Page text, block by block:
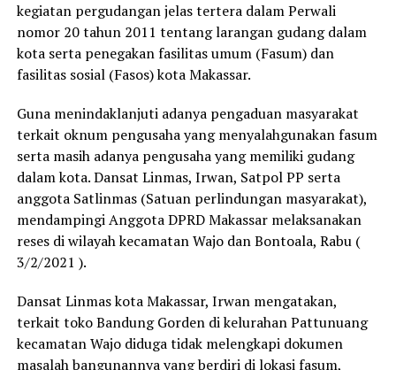
kegiatan pergudangan jelas tertera dalam Perwali
nomor 20 tahun 2011 tentang larangan gudang dalam
kota serta penegakan fasilitas umum (Fasum) dan
fasilitas sosial (Fasos) kota Makassar.
Guna menindaklanjuti adanya pengaduan masyarakat
terkait oknum pengusaha yang menyalahgunakan fasum
serta masih adanya pengusaha yang memiliki gudang
dalam kota. Dansat Linmas, Irwan, Satpol PP serta
anggota Satlinmas (Satuan perlindungan masyarakat),
mendampingi Anggota DPRD Makassar melaksanakan
reses di wilayah kecamatan Wajo dan Bontoala, Rabu (
3/2/2021 ).
Dansat Linmas kota Makassar, Irwan mengatakan,
terkait toko Bandung Gorden di kelurahan Pattunuang
kecamatan Wajo diduga tidak melengkapi dokumen
masalah bangunannya yang berdiri di lokasi fasum,